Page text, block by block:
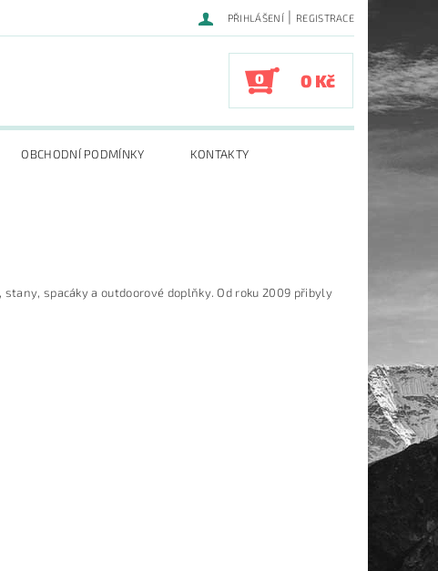
PŘIHLÁŠENÍ | REGISTRACE
0 0 Kč
OBCHODNÍ PODMÍNKY KONTAKTY
spacáky a outdoorové doplňky. Od roku 2009 přibyly